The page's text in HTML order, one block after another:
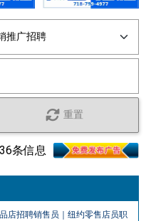
重置
条信息
店招聘销售员｜纽约零售店员职